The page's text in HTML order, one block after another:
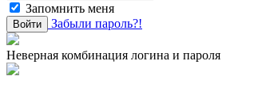
Запомнить меня
Войти Забыли пароль?!
Неверная комбинация логина и пароля